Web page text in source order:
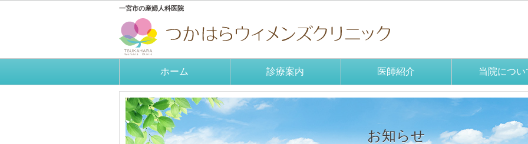
一宮市の産婦人科医院
ホーム 診療案内 医師紹介 当院につい
お知らせ